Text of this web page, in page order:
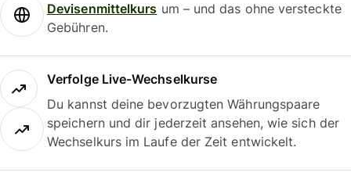
Devisenmittelkurs um – und das ohne versteckte
Gebühren.
Verfolge Live-Wechselkurse
Du kannst deine bevorzugten Währungspaare
speichern und dir jederzeit ansehen, wie sich der
Wechselkurs im Laufe der Zeit entwickelt.